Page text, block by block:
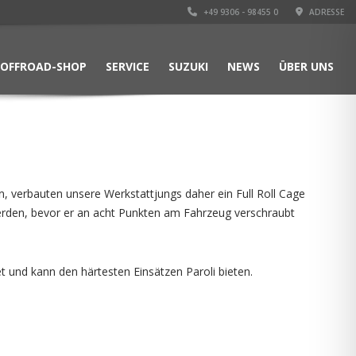
+49 9306 - 98455 0 ADRESSE
OFFROAD-SHOP SERVICE SUZUKI NEWS ÜBER UNS
verbauten unsere Werkstattjungs daher ein Full Roll Cage
bevor er an acht Punkten am Fahrzeug verschraubt
und kann den härtesten Einsätzen Paroli bieten.